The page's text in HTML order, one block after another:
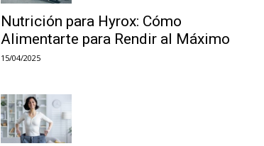
Nutrición para Hyrox: Cómo
Alimentarte para Rendir al Máximo
15/04/2025